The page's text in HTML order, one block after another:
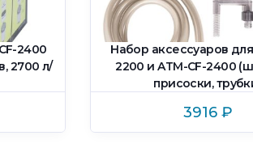
2400
2700 л/
Набор аксессуаров для
2200 и ATM-CF-2400
присоски,
3916 ₽